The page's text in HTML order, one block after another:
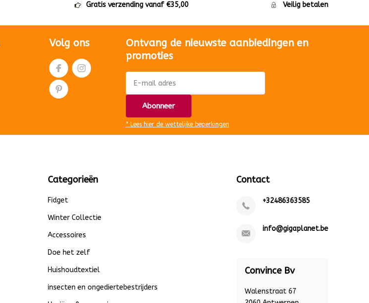
Gratis verzending vanaf €35,00 Veilig betalen
Volg ons
Ontvang de nieuwste aanbiedingen en
promoties
Abonneer
* Lees hier de wettelijke beperkingen
Categorieën
Fidget
Winter Collectie
Accessoires
Doe het zelf
Huishoudtextiel
insecten en ongediertebestrijders
Contact
+32486363585
info@gigaplanet.be
Convince Bv
Walenstraat 67